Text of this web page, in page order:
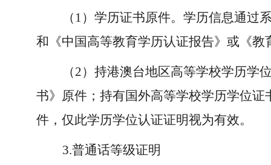
（ 1）学历证书原件。学历信息通过
和《中国高等教育学历认证报告》或《
（2）持港澳台地区高等学校学历学
书》原件；持有国外高等学校学历学位
件，仅此学历学位认证证明视为有效。
3.普通话等级证明